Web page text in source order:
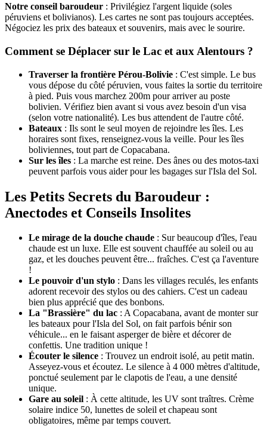
Notre conseil baroudeur : Privilégiez l'argent liquide (soles
péruviens et bolivianos). Les cartes ne sont pas toujours acceptées.
Négociez les prix des bateaux et souvenirs, mais avec le sourire.
Comment se Déplacer sur le Lac et aux Alentours ?
Traverser la frontière Pérou-Bolivie : C'est simple. Le bus
vous dépose du côté péruvien, vous faites la sortie du territoire
à pied. Puis vous marchez 200m pour arriver au poste
bolivien. Vérifiez bien avant si vous avez besoin d'un visa
(selon votre nationalité). Les bus attendent de l'autre côté.
Bateaux : Ils sont le seul moyen de rejoindre les îles. Les
horaires sont fixes, renseignez-vous la veille. Pour les îles
boliviennes, tout part de Copacabana.
Sur les îles : La marche est reine. Des ânes ou des motos-taxi
peuvent parfois vous aider pour les bagages sur l'Isla del Sol.
Les Petits Secrets du Baroudeur :
Anectodes et Conseils Insolites
Le mirage de la douche chaude : Sur beaucoup d'îles, l'eau
chaude est un luxe. Elle est souvent chauffée au soleil ou au
gaz, et les douches peuvent être... fraîches. C'est ça l'aventure
!
Le pouvoir d'un stylo : Dans les villages reculés, les enfants
adorent recevoir des stylos ou des cahiers. C'est un cadeau
bien plus apprécié que des bonbons.
La "Brassière" du lac : A Copacabana, avant de monter sur
les bateaux pour l'Isla del Sol, on fait parfois bénir son
véhicule... en le faisant asperger de bière et décorer de
confettis. Une tradition unique !
Écouter le silence : Trouvez un endroit isolé, au petit matin.
Asseyez-vous et écoutez. Le silence à 4 000 mètres d'altitude,
ponctué seulement par le clapotis de l'eau, a une densité
unique.
Gare au soleil : À cette altitude, les UV sont traîtres. Crème
solaire indice 50, lunettes de soleil et chapeau sont
obligatoires, même par temps couvert.